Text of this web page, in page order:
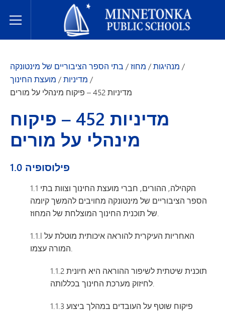
Toggle Menu
בתי הספר הציבוריים של מינטונקה
בתי הספר הציבוריים של מינטונקה /מחוז /מנהיגות /
מועצת החינוך /מדיניות /
מדיניות 452 – פיקוח מינהלי על מורים
מדיניות 452 – פיקוח
מינהלי על מורים
1.0 פילוסופיה
1.1 הקהילה, ההורים, חברי מועצת החינוך וצוות בתי
הספר הציבוריים של מינטונקה מחויבים להמשך קיומה
של תוכנית החינוך המוצלחת של המחוז.
1.1.l האחריות העיקרית להוראה איכותית מוטלת על
המורה עצמו.
1.1.2 תוכנית שיטתית לשיפור ההוראה היא חיונית
לחיזוק מערכת החינוך בכללותה.
1.1.3 פיקוח שוטף על העובדים במהלך ביצוע